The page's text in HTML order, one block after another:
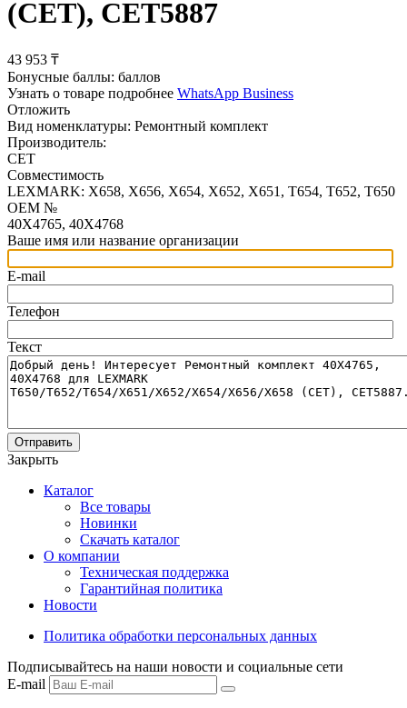
(CET), CET5887
43 953 ₸
Бонусные баллы: баллов
Узнать о товаре подробнее WhatsApp Business
Отложить
Вид номенклатуры: Ремонтный комплект
Производитель:
CET
Совместимость
LEXMARK: X658, X656, X654, X652, X651, T654, T652, T650
OEM №
40X4765, 40X4768
Ваше имя или название организации
E-mail
Телефон
Текст
Отправить
Закрыть
Каталог
Все товары
Новинки
Скачать каталог
О компании
Техническая поддержка
Гарантийная политика
Новости
Политика обработки персональных данных
Подписывайтесь на наши новости и социальные сети
E-mail